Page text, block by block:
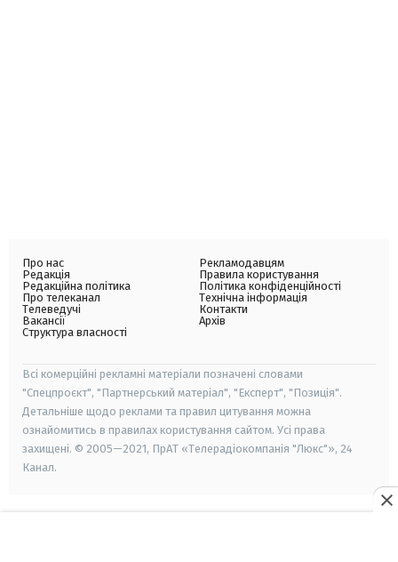
Про нас
Редакція
Редакційна політика
Про телеканал
Телеведучі
Вакансії
Структура власності
Рекламодавцям
Правила користування
Політика конфіденційності
Технічна інформація
Контакти
Архів
Всі комерційні рекламні матеріали позначені словами
"Спецпроєкт", "Партнерський матеріал", "Експерт", "Позиція".
Детальніше щодо реклами та правил цитування можна
ознайомитись в правилах користування сайтом. Усі права
захищені. © 2005—2021, ПрАТ «Телерадіокомпанія "Люкс"», 24
Канал.